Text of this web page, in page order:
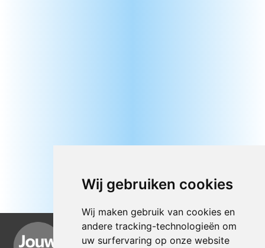
Wij gebruiken cookies
Wij maken gebruik van cookies en
andere tracking-technologieën om
uw surfervaring op onze website